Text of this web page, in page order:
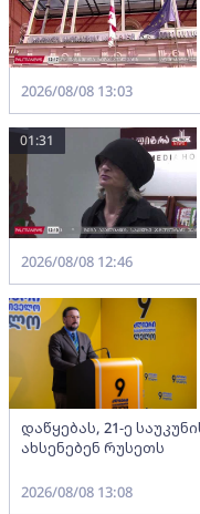
2026/08/08 13:03
01:31
2026/08/08 12:46
დაწყებას, 21-ე
ახსენებენ რუსეთს
2026/08/08 13:08